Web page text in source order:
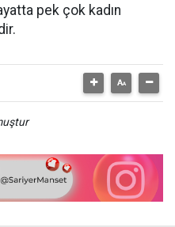
pek çok kadın